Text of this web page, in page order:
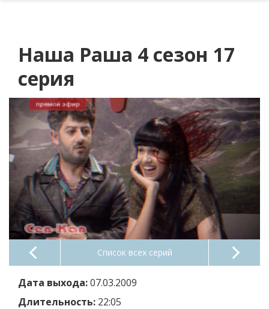
Наша Раша 4 сезон 17
серия
Список всех серий
Дата выхода:07.03.2009
Длительность: 22:05